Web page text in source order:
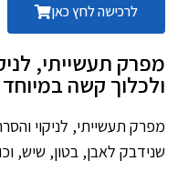
לרכישה לחץ כאן
מפרק תעשייתי,
ולכלוך קשה במיוחד
מפרק תעשייתי, לניקוי
שנידבק לאבן, בטון, שיש,